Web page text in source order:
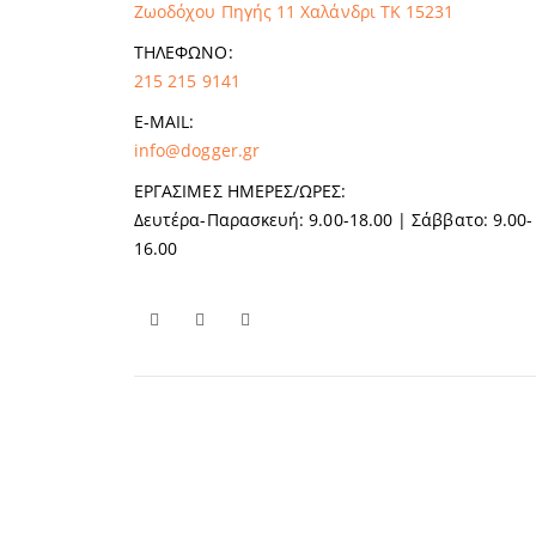
Ζωοδόχου Πηγής 11 Χαλάνδρι ΤΚ 15231
ΤΗΛΈΦΩΝΟ:
215 215 9141
E-MAIL:
info@dogger.gr
ΕΡΓΆΣΙΜΕΣ ΗΜΈΡΕΣ/ΏΡΕΣ:
Δευτέρα-Παρασκευή: 9.00-18.00 | Σάββατο: 9.00-
16.00